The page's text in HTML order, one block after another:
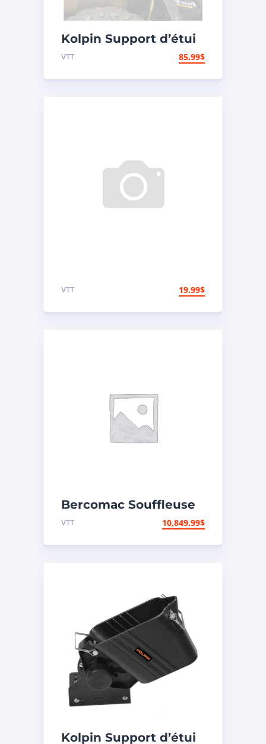
Kolpin Support d’étui
à fusil en plastique
VTT 85.99$
VTT 19.99$
Bercomac Souffleuse
à neige 66″
Vantage/Honda 22HP
EPA
VTT 10,849.99$
Kolpin Support d’étui